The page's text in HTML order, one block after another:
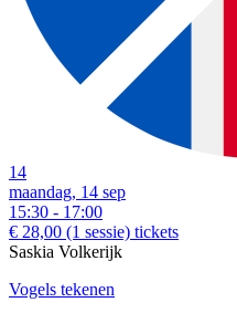
14
maandag, 14 sep
15:30 - 17:00
€ 28,00 (1 sessie) tickets
Saskia Volkerijk
Vogels tekenen